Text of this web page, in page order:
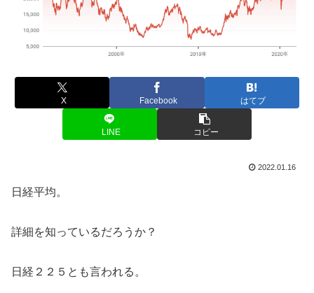
X Facebook はてブ
LINE コピー
2022.01.16
日経平均。
詳細を知っているだろうか？
日経２２５とも言われる。